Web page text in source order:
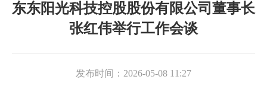
东东阳光科技控股股份有限公司董事长
张红伟举行工作会谈
发布时间： 2026-05-08 11:27